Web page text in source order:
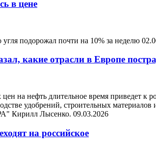
в цене
угля подорожал почти на 10% за неделю
какие отрасли в Европе
на нефть длительное время приведет к
удобрений, строительных
Кирилл Лысенко. 09.03.2026
на российское